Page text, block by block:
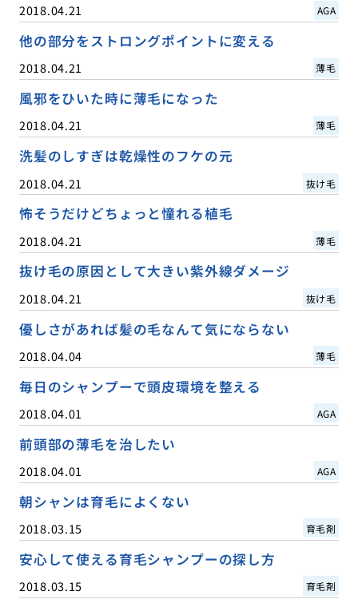
2018.04.21 AGA
他の部分をストロングポイントに変える
2018.04.21 薄毛
風邪をひいた時に薄毛になった
2018.04.21 薄毛
洗髪のしすぎは乾燥性のフケの元
2018.04.21 抜け毛
怖そうだけどちょっと憧れる植毛
2018.04.21 薄毛
抜け毛の原因として大きい紫外線ダメージ
2018.04.21 抜け毛
優しさがあれば髪の毛なんて気にならない
2018.04.04 薄毛
毎日のシャンプーで頭皮環境を整える
2018.04.01 AGA
前頭部の薄毛を治したい
2018.04.01 AGA
朝シャンは育毛によくない
2018.03.15 育毛剤
安心して使える育毛シャンプーの探し方
2018.03.15 育毛剤